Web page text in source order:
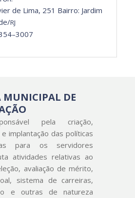
de Lima, 251 Bair­ro: Jardim
RJ
MUNICIPAL DE
pela criação,
implantação das políticas
para os servidores
atividades relativas ao
avaliação de mérito,
sistema de carreiras,
e outras de natureza